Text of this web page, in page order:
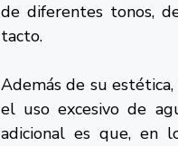
de diferentes tonos,
tacto.
Además de su
el uso excesivo de
adicional es que, en